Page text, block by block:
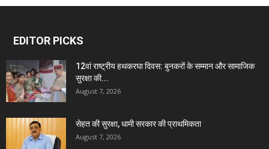
EDITOR PICKS
12वां राष्ट्रीय हथकरघा दिवस: बुनकरों के सम्मान और सामाजिक
सुरक्षा की...
August 7, 2026
सेहत की सुरक्षा, धामी सरकार की प्राथमिकता
August 7, 2026